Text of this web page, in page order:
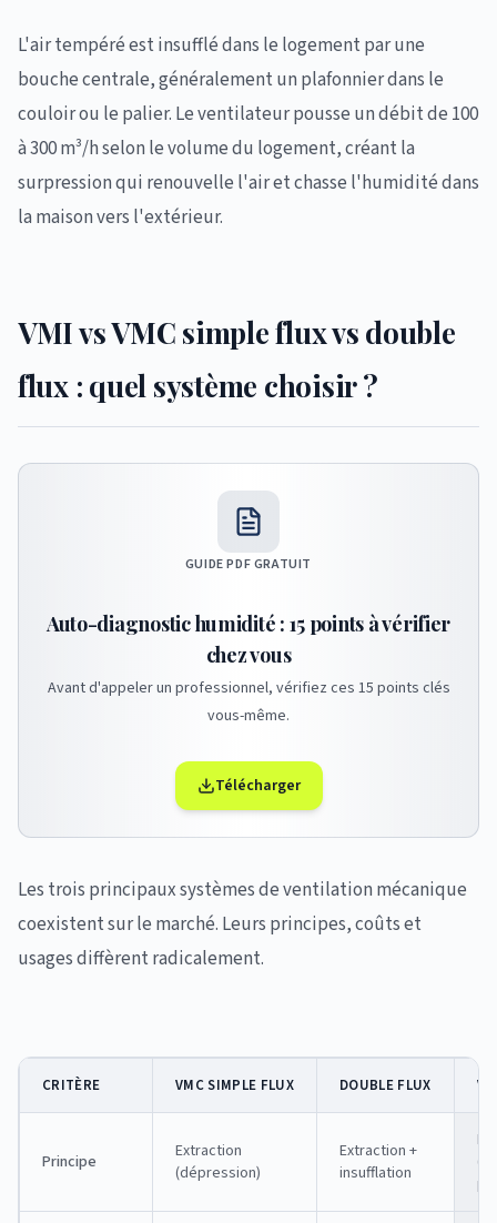
L'air tempéré est insufflé dans le logement par une
bouche centrale, généralement un plafonnier dans le
couloir ou le palier. Le ventilateur pousse un débit de 100
à 300 m³/h selon le volume du logement, créant la
surpression qui renouvelle l'air et chasse l'humidité dans
la maison vers l'extérieur.
VMI vs VMC simple flux vs double
flux : quel système choisir ?
GUIDE PDF GRATUIT
Auto-diagnostic humidité : 15 points à vérifier
chez vous
Avant d'appeler un professionnel, vérifiez ces 15 points clés
vous-même.
Télécharger
Les trois principaux systèmes de ventilation mécanique
coexistent sur le marché. Leurs principes, coûts et
usages diffèrent radicalement.
CRITÈRE VMC SIMPLE FLUX DOUBLE FLUX
Principe
Extraction
(dépression)
Extraction +
insufflation